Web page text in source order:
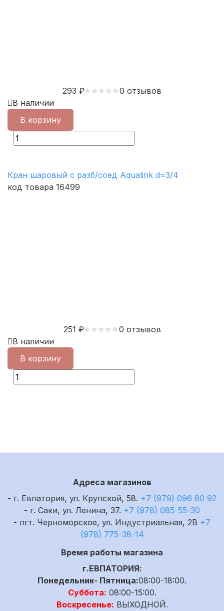
293 ₽
0 отзывов
В наличии
В корзину
Кран шаровый с разб/соед Aqualink d=3/4
код товара 16499
251 ₽
0 отзывов
В наличии
В корзину
Адреса магазинов
- г. Евпатория, ул. Крупской, 58. +7 (979) 096 80 92
- г. Саки, ул. Ленина, 37. +7 (978) 085-55-30
- пгт. Черноморское, ул. Индустриальная, 2В +7
(978) 775-38-14
Время работы магазина
г.ЕВПАТОРИЯ:
Понедельник- Пятница:08:00-18:00.
Суббота: 08:00-15:00.
Воскресенье: ВЫХОДНОЙ.